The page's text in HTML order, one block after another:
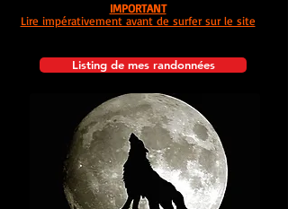
Listing de mes randonnées
IMPORTANT
Lire impérativement avant de surfer sur le site